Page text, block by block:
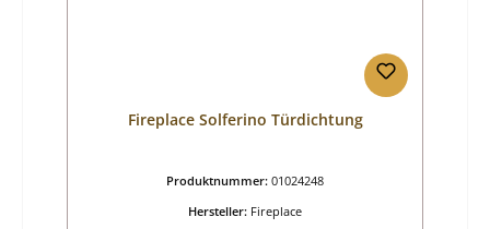
Fireplace Solferino Türdichtung
Produktnummer: 01024248
Hersteller: Fireplace